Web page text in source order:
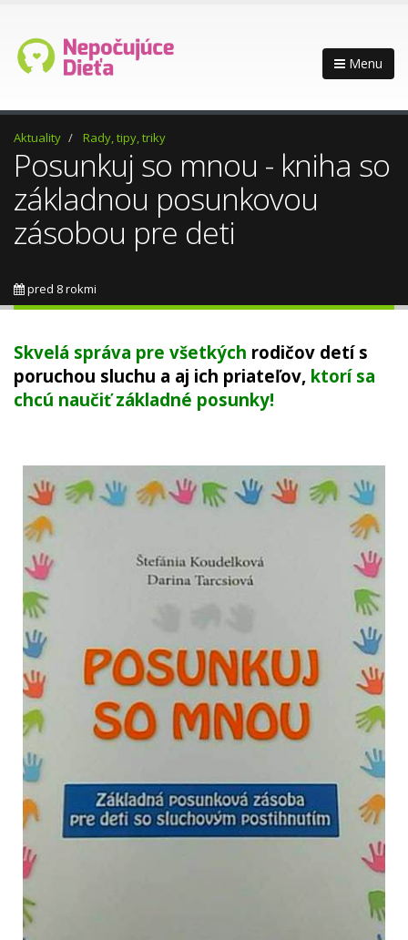
Menu
Aktuality Rady, tipy, triky
Posunkuj so mnou - kniha so
základnou posunkovou
zásobou pre deti
pred 8 rokmi
Skvelá správa pre všetkých rodičov detí s
poruchou sluchu a aj ich priateľov, ktorí sa
chcú naučiť základné posunky!